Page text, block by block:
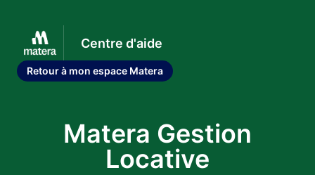
Centre d'aide
Retour à mon espace Matera
Matera Gestion
Locative